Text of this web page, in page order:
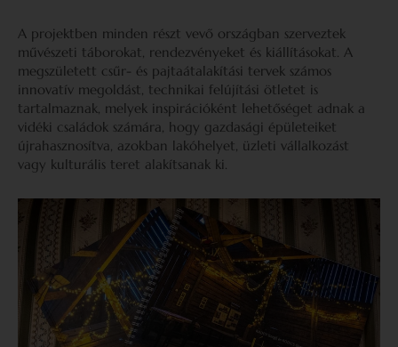
A projektben minden részt vevő országban szerveztek
művészeti táborokat, rendezvényeket és kiállításokat. A
megszületett csűr- és pajtaátalakítási tervek számos
innovatív megoldást, technikai felújítási ötletet is
tartalmaznak, melyek inspirációként lehetőséget adnak a
vidéki családok számára, hogy gazdasági épületeiket
újrahasznosítva, azokban lakóhelyet, üzleti vállalkozást
vagy kulturális teret alakítsanak ki.